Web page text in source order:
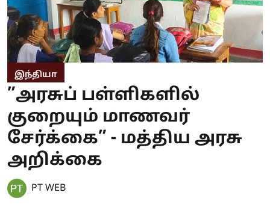
இந்தியா
”அரசுப் பள்ளிகளில்
குறையும் மாணவர்
சேர்க்கை” - மத்திய அரசு
அறிக்கை
PT WEB